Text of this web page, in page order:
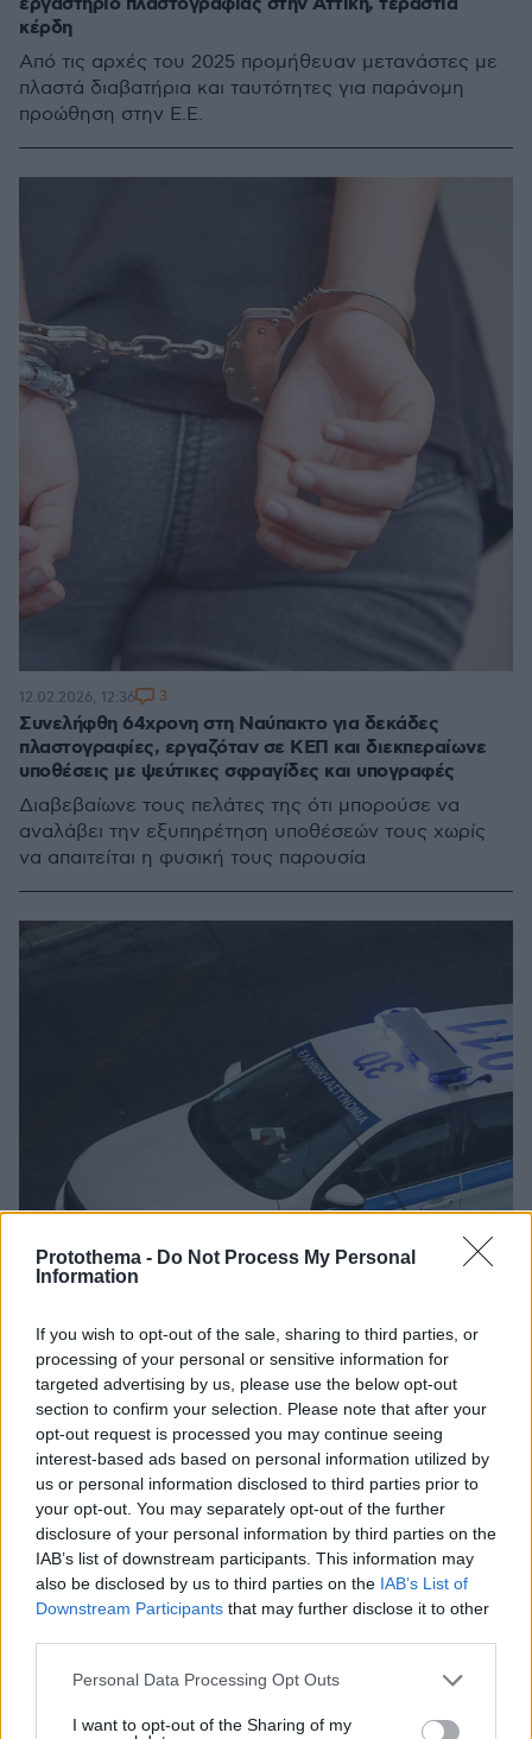
Protothema - Do Not Process My Personal
Information
If you wish to opt-out of the sale, sharing to third parties, or
processing of your personal or sensitive information for
targeted advertising by us, please use the below opt-out
section to confirm your selection. Please note that after your
opt-out request is processed you may continue seeing
interest-based ads based on personal information utilized by
us or personal information disclosed to third parties prior to
your opt-out. You may separately opt-out of the further
disclosure of your personal information by third parties on the
IAB’s list of downstream participants. This information may
also be disclosed by us to third parties on the IAB’s List of
Downstream Participants that may further disclose it to other
Please note that this website/app uses one or more Google
not limited to your visit or usage behaviour. You may click to
Personal Data Processing Opt Outs
I want to opt-out of the Sharing of my
κέρδη
Από τις αρχές του 2025 προμήθευαν μετανάστες με
πλαστά διαβατήρια και ταυτότητες για παράνομη
προώθηση στην Ε.Ε.
Συνελήφθη 64χρονη στη Ναύπακτο για δεκάδες
πλαστογραφίες, εργαζόταν σε ΚΕΠ και διεκπεραίωνε
υποθέσεις με ψεύτικες σφραγίδες και υπογραφές
Διαβεβαίωνε τους πελάτες της ότι μπορούσε να
αναλάβει την εξυπηρέτηση υποθέσεών τους χωρίς
να απαιτείται η φυσική τους παρουσία
12.02.2026, 12:36 3
Αναλήψεις μετρητών με κάρτες «κλώνους» επιχείρησε
42χρονος στη Θεσσαλονίκη
Συνελήφθη για πλαστογραφία και απόπειρα κλοπής
29.01.2026, 13:07